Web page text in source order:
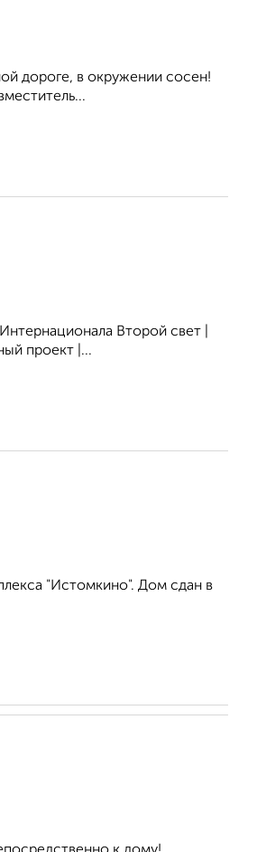
дороге, в окружении сосен!
Второй свет |
проект |...
"Истомкино". Дом сдан в